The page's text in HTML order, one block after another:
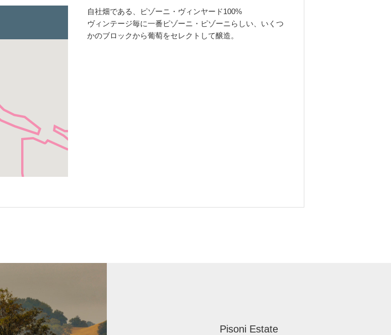
自社畑である、ピゾーニ・ヴィンヤード100%
ヴィンテージ毎に一番ピゾーニ・ピゾーニらしい、いくつ
かのブロックから葡萄をセレクトして醸造。
Pisoni Estate